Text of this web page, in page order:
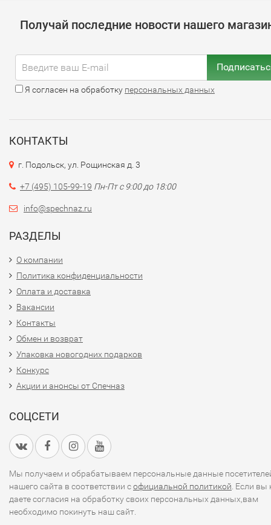
Получай последние новости нашего
Я согласен на обработку персональных данных
КОНТАКТЫ
г. Подольск, ул. Рощинская д. 3
+7 (495) 105-99-19 Пн-Пт с 9:00 до 18:00
info@spechnaz.ru
РАЗДЕЛЫ
О компании
Политика конфиденциальности
Оплата и доставка
Вакансии
Контакты
Обмен и возврат
Упаковка новогодних подарков
Конкурс
Акции и анонсы от Спечназ
СОЦСЕТИ
Мы получаем и обрабатываем персональные данные
нашего сайта в соответствии софициальной политикой . Если вы
даете согласия на обработку своих персональных данных,вам
необходимо покинуть наш сайт.